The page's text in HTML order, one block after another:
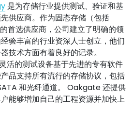
是为存储行业提供测试、验证和基
供应商。作为固态存储（包括
首选供应商，公司建立了明确的领
验丰富的行业资深人士创立，他们
技术方面有着良好的记录。
活的测试设备基于先进的专有软件
品支持所有流行的存储协议，包括
和光纤通道。 Oakgate 还提供
能够增加自己的工程资源并加快上